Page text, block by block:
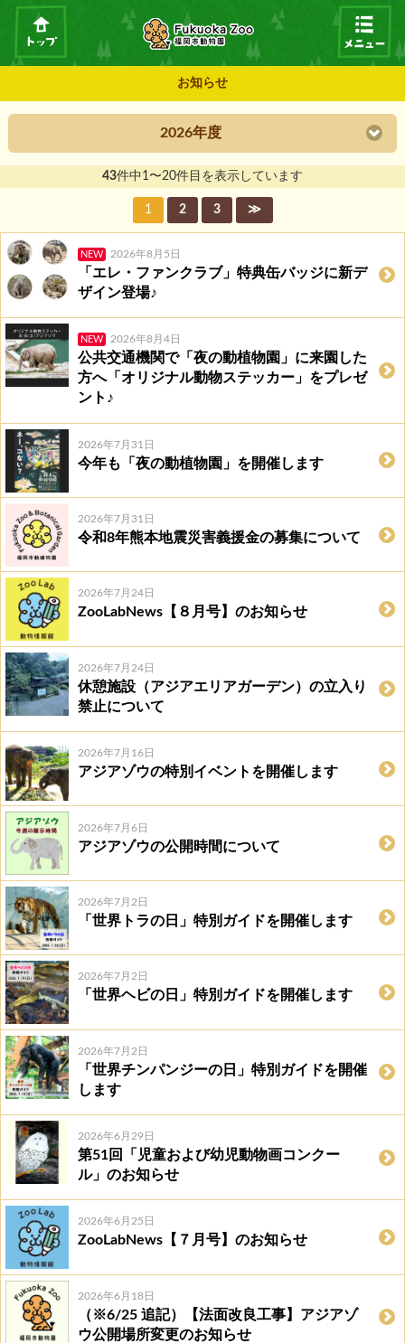
お知らせ
2026年度
43件中1〜20件目を表示しています
1 2 3 ≫
NEW 2026年8月5日
「エレ・ファンクラブ」特典缶バッジに新デ
ザイン登場♪
NEW 2026年8月4日
公共交通機関で「夜の動植物園」に来園した
方へ「オリジナル動物ステッカー」をプレゼ
ント♪
2026年7月31日
今年も「夜の動植物園」を開催します
2026年7月31日
令和8年熊本地震災害義援金の募集について
2026年7月24日
ZooLabNews【８月号】のお知らせ
2026年7月24日
休憩施設（アジアエリアガーデン）の立入り
禁止について
2026年7月16日
アジアゾウの特別イベントを開催します
2026年7月6日
アジアゾウの公開時間について
2026年7月2日
「世界トラの日」特別ガイドを開催します
2026年7月2日
「世界ヘビの日」特別ガイドを開催します
2026年7月2日
「世界チンパンジーの日」特別ガイドを開催
します
2026年6月29日
第51回「児童および幼児動物画コンクー
ル」のお知らせ
2026年6月25日
ZooLabNews【７月号】のお知らせ
2026年6月18日
（※6/25 追記）【法面改良工事】アジアゾ
ウ公開場所変更のお知らせ